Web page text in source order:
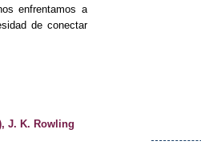
enfrentamos a
de conectar
J. K. Rowling